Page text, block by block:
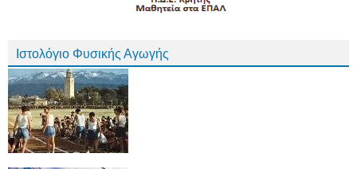
Ιστολόγιο Φυσικής Αγωγής